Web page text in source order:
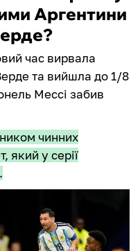
Аргентини
час вирвала
та вийшла до 1/8
Мессі забив
чинних
який у серії